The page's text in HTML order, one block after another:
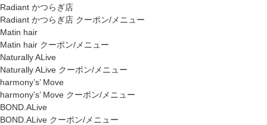
Radiant かつらぎ店
Radiant かつらぎ店 クーポン/メニュー
Matin hair
Matin hair クーポン/メニュー
Naturally ALive
Naturally ALive クーポン/メニュー
harmony’s’ Move
harmony’s’ Move クーポン/メニュー
BOND.ALive
BOND.ALive クーポン/メニュー